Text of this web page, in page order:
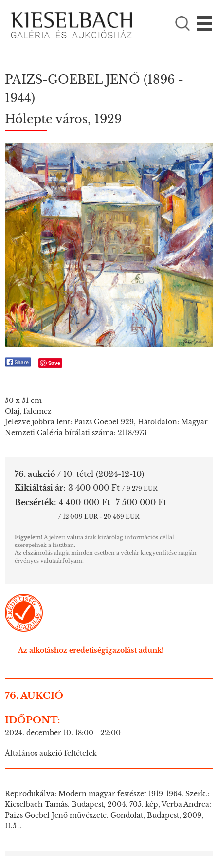

KÉRJÜK VÁLASSZON!
Festmények
PAIZS-GOEBEL JENŐ (1896 -
1944)
Hólepte város, 1929
Save
50 x 51 cm
Olaj, falemez
Jelezve jobbra lent: Paizs Goebel 929, Hátoldalon: Magyar
Nemzeti Galéria bírálati száma: 2118/973
76. aukció / 10. tétel (2024-12-10)
Kikiáltási ár: 3 400 000 Ft / 9 279 EUR
Becsérték: 4 400 000 Ft- 7 500 000 Ft
/ 12 009 EUR - 20 469 EUR
Figyelem! A jelzett valuta árak kizárólag információs céllal
szerepelnek a listában.
Az elszámolás alapja minden esetben a vételár kiegyenlítése napján
érvényes valutaárfolyam.
Az alkotáshoz eredetiségigazolást adunk!
76. AUKCIÓ
IDŐPONT:
2024. december 10. 18:00 - 22:00
Általános aukció feltételek
Reprodukálva: Modern magyar festészet 1919-1964. Szerk.:
Kieselbach Tamás. Budapest, 2004. 705. kép, Verba Andrea:
Paizs Goebel Jenő művészete. Gondolat, Budapest, 2009,
II.51.